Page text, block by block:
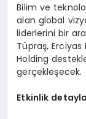
Bilim ve
alan global
liderlerini bir
Tüpraş, Erciyas
Holding
gerçekleşecek.
Etkinlik